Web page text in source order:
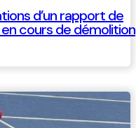
d’un rapport de
en cours de démolition